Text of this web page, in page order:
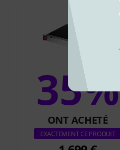
35%
ONT ACHETÉ
EXACTEMENT CE PRODUIT